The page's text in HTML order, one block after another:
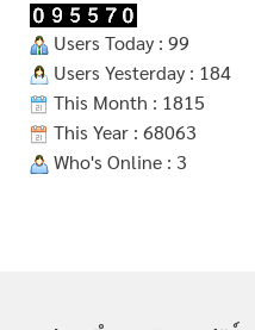
Users Today : 99
Users Yesterday : 184
This Month : 1815
This Year : 68063
Who's Online : 3